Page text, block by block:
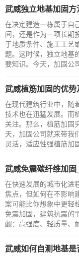
武威独立地基加固方
在决定建造一栋属于自
间，还是作为一项长期
于地质条件、施工工艺
题。这时候，独立地基
要知识。今天，加固公
武威植筋加固的优
在现代建筑行业中，随
技术也在迅猛发展。而
关注。那么，植筋加固
天，加固公司就来带我
灵活，适应性强植筋加
武威免震碳纤维加固
在快速发展的城市化进
焦点，但如何在不影响
案可能比你想象中更轻
免震加固，建筑抗震的
觑：高强度、轻质量、
武威如何自测地基是